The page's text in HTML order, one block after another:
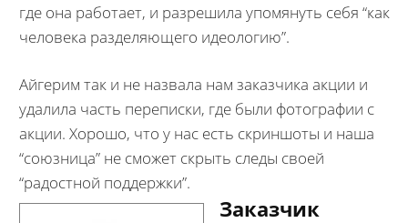
где она работает, и разрешила упомянуть себя “как
человека разделяющего идеологию”.
Айгерим так и не назвала нам заказчика акции и
удалила часть переписки, где были фотографии с
акции. Хорошо, что у нас есть скриншоты и наша
“союзница” не сможет скрыть следы своей
“радостной поддержки”.
Заказчик